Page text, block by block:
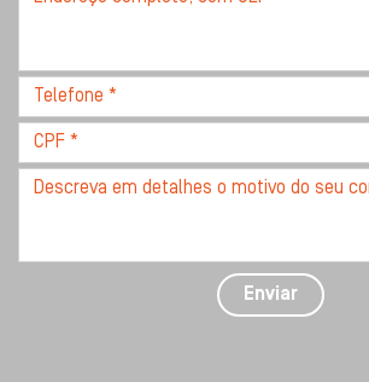
CEP
Telefone
*
CPF
*
Descreva
com
Enviar